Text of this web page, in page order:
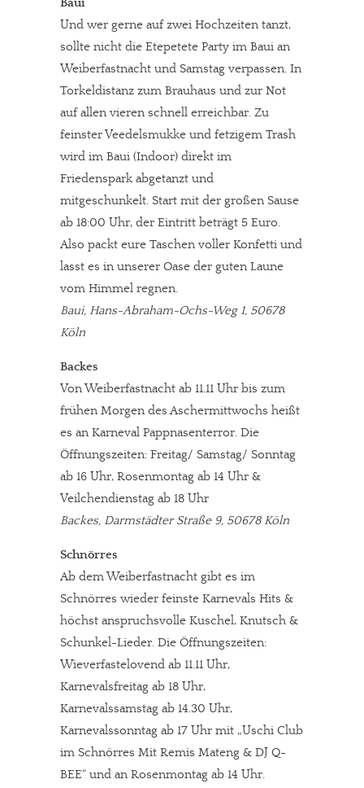
Und wer gerne auf zwei Hochzeiten tanzt,
sollte nicht die Etepetete Party im Baui an
Weiberfastnacht und Samstag verpassen. In
Torkeldistanz zum Brauhaus und zur Not
auf allen vieren schnell erreichbar. Zu
feinster Veedelsmukke und fetzigem Trash
wird im Baui (Indoor) direkt im
Friedenspark abgetanzt und
mitgeschunkelt. Start mit der großen Sause
ab 18:00 Uhr, der Eintritt beträgt 5 Euro.
Also packt eure Taschen voller Konfetti und
lasst es in unserer Oase der guten Laune
vom Himmel regnen.
Baui, Hans-Abraham-Ochs-Weg 1, 50678
Köln
Backes
Von Weiberfastnacht ab 11.11 Uhr bis zum
frühen Morgen des Aschermittwochs heißt
es an Karneval Pappnasenterror. Die
Öffnungszeiten: Freitag/ Samstag/ Sonntag
ab 16 Uhr, Rosenmontag ab 14 Uhr &
Veilchendienstag ab 18 Uhr
Backes, Darmstädter Straße 9, 50678 Köln
Schnörres
Ab dem Weiberfastnacht gibt es im
Schnörres wieder feinste Karnevals Hits &
höchst anspruchsvolle Kuschel, Knutsch &
Schunkel-Lieder. Die Öffnungszeiten:
Wieverfastelovend ab 11.11 Uhr,
Karnevalsfreitag ab 18 Uhr,
Karnevalssamstag ab 14.30 Uhr,
Karnevalssonntag ab 17 Uhr mit „Uschi Club
im Schnörres Mit Remis Mateng & DJ Q-
BEE“ und an Rosenmontag ab 14 Uhr.